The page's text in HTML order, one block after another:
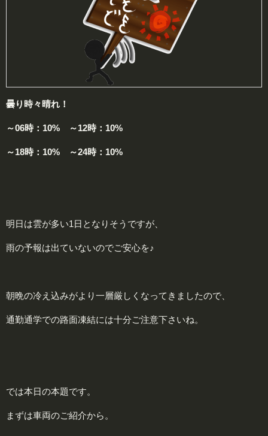
曇り時々晴れ！
～06時：10% ～12時：10%
～18時：10% ～24時：10%
明日は雲が多い1日となりそうですが、
雨の予報は出ていないのでご安心を♪
朝晩の冷え込みがより一層厳しくなってきましたので、
通勤通学での路面凍結には十分ご注意下さいね。
では本日の本題です。
まずは車両のご紹介から。